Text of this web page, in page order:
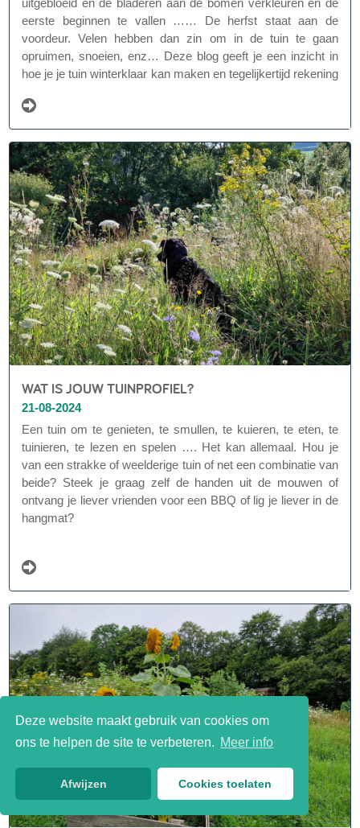
Deze website maakt gebruik van cookies om
ons te helpen de site te verbeteren. Meer info
Afwijzen Cookies toelaten
uitgebloeid en de bladeren aan de bomen verkleuren en de
eerste beginnen te vallen …… De herfst staat aan de
voordeur. Velen hebben dan zin om in de tuin te gaan
opruimen, snoeien, enz… Deze blog geeft je een inzicht in
hoe je je tuin winterklaar kan maken en tegelijkertijd rekening
de planten een boost kan geven.
WAT IS JOUW TUINPROFIEL?
21-08-2024
Een tuin om te genieten, te smullen, te kuieren, te eten, te
tuinieren, te lezen en spelen …. Het kan allemaal. Hou je
van een strakke of weelderige tuin of net een combinatie van
beide? Steek je graag zelf de handen uit de mouwen of
ontvang je liever vrienden voor een BBQ of lig je liever in de
hangmat?